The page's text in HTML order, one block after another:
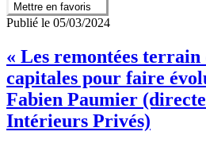
Mettre en favoris
Publié le 05/03/2024
« Les remontées terrain
capitales pour faire
Fabien Paumier
Intérieurs Privés)